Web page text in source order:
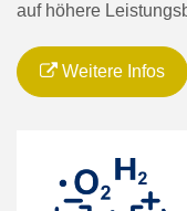
auf höhere
Weitere Infos